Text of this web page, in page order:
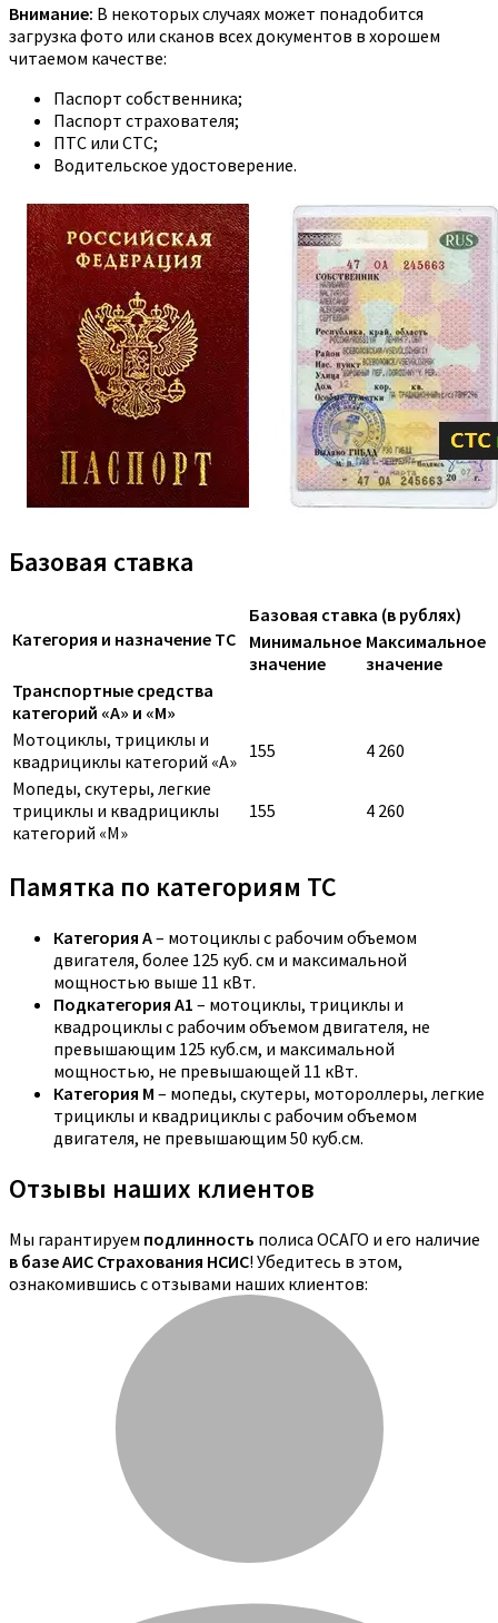
Внимание: В некоторых случаях может понадобится
загрузка фото или сканов всех документов в хорошем
читаемом качестве:
Паспорт собственника;
Паспорт страхователя;
ПТС или СТС;
Водительское удостоверение.
Базовая ставка
Категория и назначение ТС
Базовая ставка (в рублях)
Минимальное
значение
Максимальное
значение
Транспортные средства
категорий «A» и «M»
Мотоциклы, трициклы и
квадрициклы категорий «A» 155
4 260
Мопеды, скутеры, легкие
трициклы и квадрициклы
категорий «M»
155 4 260
Памятка по категориям ТС
Категория A– мотоциклы с рабочим объемом
двигателя, более 125 куб. см и максимальной
мощностью выше 11 кВт.
Подкатегория A1 – мотоциклы, трициклы и
квадроциклы с рабочим объемом двигателя, не
превышающим 125 куб.см, и максимальной
мощностью, не превышающей 11 кВт.
Категория M – мопеды, скутеры, мотороллеры, легкие
трициклы и квадрициклы с рабочим объемом
двигателя, не превышающим 50 куб.см.
Отзывы наших клиентов
Мы гарантируем подлинность полиса ОСАГО и его наличие
в базе АИС Страхования НСИС! Убедитесь в этом,
ознакомившись с отзывами наших клиентов: